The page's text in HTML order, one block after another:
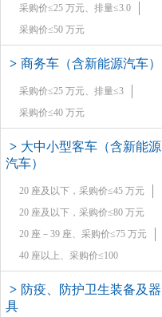
采购价≤25 万元、排量≤3.0
采购价≤50 万元
> 商务车（含新能源汽车）
采购价≤25 万元、排量≤3
采购价≤40 万元
> 大中小型客车（含新能源
汽车）
20 座及以下，采购价≤45 万元
20 座及以下，采购价≤80 万元
20 座－39 座、采购价≤75 万元
40 座以上、采购价≤100
> 防疫、防护卫生装备及器
具